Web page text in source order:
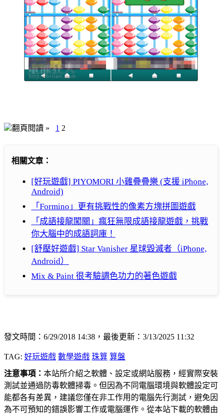
翻頁閱讀 » 1 2
相關文章：
[好玩遊戲] PIYOMORI 小雞疊疊樂 (支援 iPhone,
Android)
「Formino」更有挑戰性的像素方塊拼圖遊戲
「成語接龍闖關」瘋狂無限成語接龍遊戲，挑戰
你大腦中的成語詞庫！
[舒壓好遊戲] Star Vanisher 星球毀滅者（iPhone,
Android）
Mix & Paint 很考驗調色功力的著色遊戲
發文時間：6/29/2018 14:38，最後更新：3/13/2025 11:32
TAG: 好玩遊戲 數學遊戲 珠算 算盤
注意事項： 本站所介紹之軟體、設定或網站服務，經實際安裝
測試並通過防毒軟體掃毒。但因為不同電腦環境與軟體設定可
能都各有差異，建議您僅在非工作用的電腦先行測試，避免因
為不可預知的錯誤影響工作或電腦運作。從本站下載的軟體由